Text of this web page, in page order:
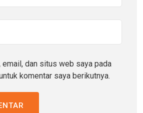
email, dan situs web saya pada
komentar saya berikutnya.